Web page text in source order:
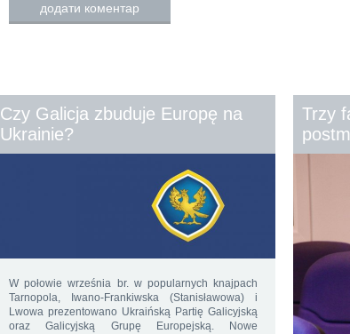
додати коментар
Czy Galicja zbuduje Europę na
Ukrainie?
W połowie września br. w popularnych knajpach
Tarnopola, Iwano-Frankiwska (Stanisławowa) i
Lwowa prezentowano Ukraińską Partię Galicyjską
oraz Galicyjską Grupę Europejską. Nowe
Trzy